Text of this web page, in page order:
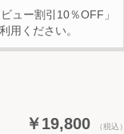
ュー割引10％OFF」
用ください。
￥19,800 （税込）